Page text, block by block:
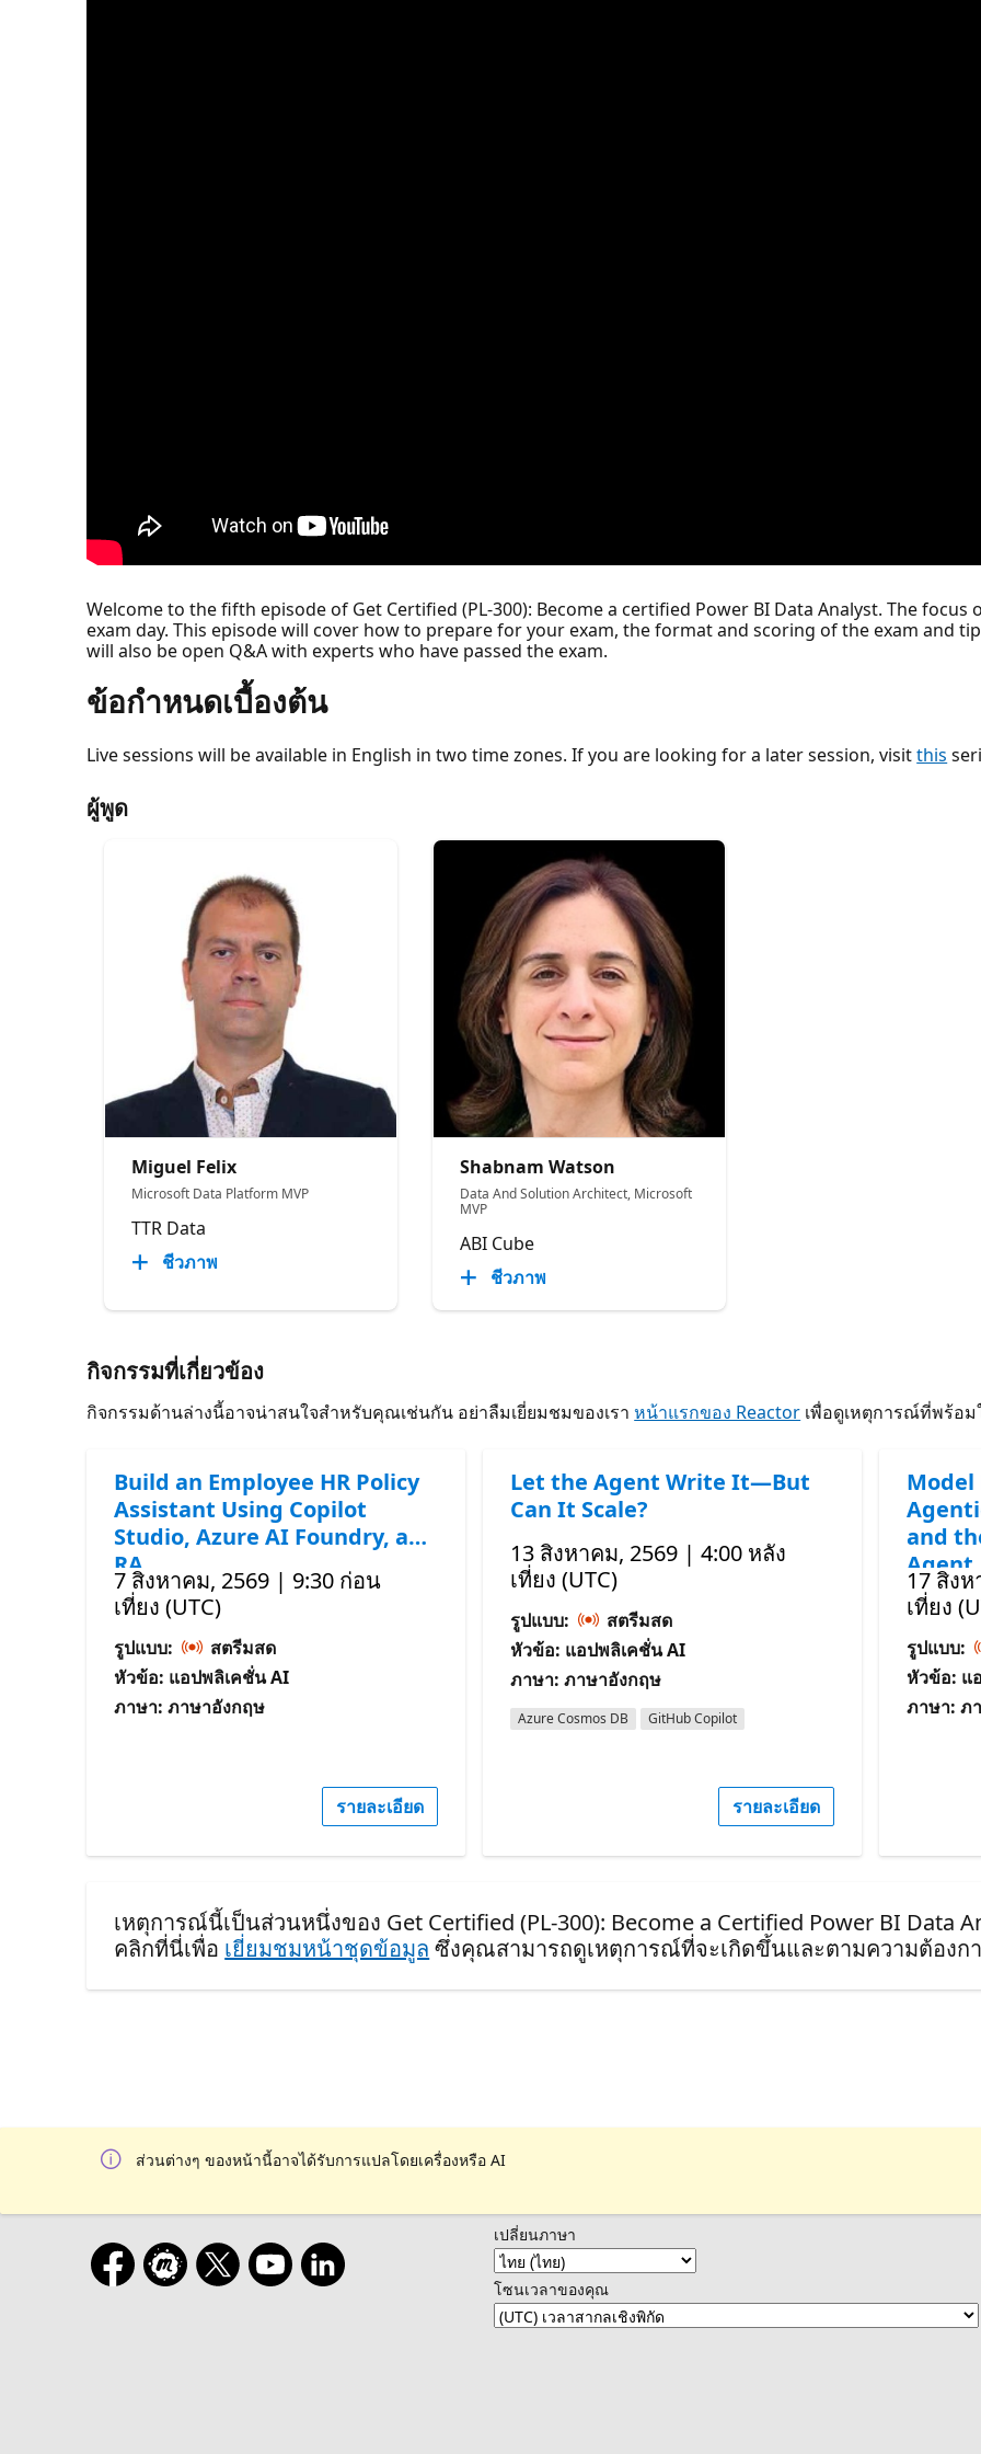
Welcome to the fifth episode of Get Certified (PL-300): Become a certified Power BI Data Analyst. The
exam day. This episode will cover how to prepare for your exam, the format and scoring of the exam and
will also be open Q&A with experts who have passed the exam.
ข้อกำหนดเบื้องต้น
Live sessions will be available in English in two time zones. If you are looking for a later session, visitthis
ผู้พูด
Miguel Felix
Microsoft Data Platform MVP
TTR Data
ชีวภาพ
Shabnam Watson
Data And Solution Architect, Microsoft
MVP
ABI Cube
ชีวภาพ
กิจกรรมที่เกี่ยวข้อง
กิจกรรมด้านล่างนี้อาจน่าสนใจสําหรับคุณเช่นกัน อย่าลืมเยี่ยมชมของเราหน้าแรกของ Reactor เพื่อดูเหตุการณ์ที่พร้อ
Build an Employee HR Policy
Assistant Using Copilot
Studio, Azure AI Foundry, and
RA
7 สิงหาคม, 2569 | 9:30 ก่อน
เที่ยง (UTC)
รูปแบบ:
สตรีมสด
หัวข้อ: แอปพลิเคชั่น AI
ภาษา: ภาษาอังกฤษ
รายละเอียด
Let the Agent Write It—But
Can It Scale?
13 สิงหาคม, 2569 | 4:00 หลัง
เที่ยง (UTC)
รูปแบบ:
สตรีมสด
หัวข้อ: แอปพลิเคชั่น AI
ภาษา: ภาษาอังกฤษ
Azure Cosmos DB GitHub Copilot
รายละเอียด
Model
and
Agent
17 สิง
เที่ยง
รูปแบบ:
หัวข้อ: แ
ภาษา: ภ
เหตุการณ์นี้เป็นส่วนหนึ่งของ Get Certified (PL-300): Become a Certified Power BI Data
คลิกที่นี่เพื่อ เยี่ยมชมหน้าชุดข้อมูล ซึ่งคุณสามารถดูเหตุการณ์ที่จะเกิดขึ้นและตามความต้องก
ส่วนต่างๆ ของหน้านี้อาจได้รับการแปลโดยเครื่องหรือ AI
เปลี่ยนภาษา
โซนเวลาของคุณ